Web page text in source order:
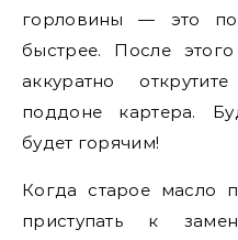
горловины — это
быстрее. После
аккуратно
поддоне картера.
будет горячим!
Когда старое масло
приступать к